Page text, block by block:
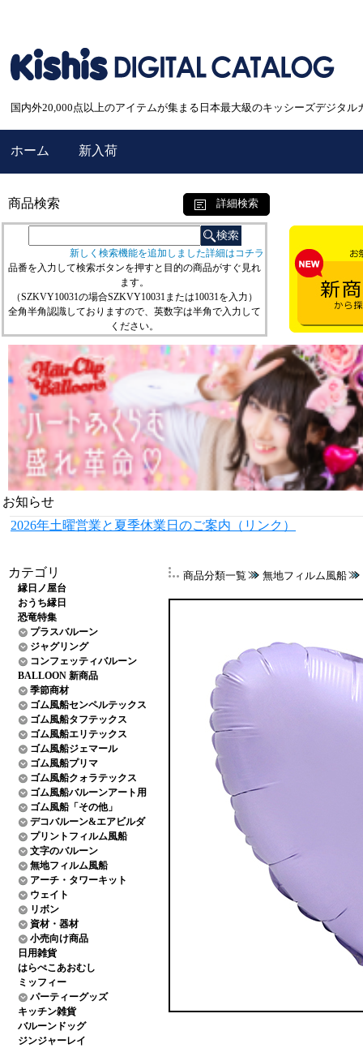
国内外20,000点以上のアイテムが集まる日本最大級のキッシーズデジタル
ホーム 新入荷
商品検索 詳細検索
新しく検索機能を追加しました詳細はコチラ
品番を入力して検索ボタンを押すと目的の商品がすぐ見れ
ます。
（SZKVY10031の場合SZKVY10031または10031を入力）
全角半角認識しておりますので、英数字は半角で入力して
ください。
お知らせ
2026年土曜営業と夏季休業日のご案内（リンク）
カテゴリ
縁日ノ屋台
おうち縁日
恐竜特集
プラスバルーン
ジャグリング
コンフェッティバルーン
BALLOON 新商品
季節商材
ゴム風船センペルテックス
ゴム風船タフテックス
ゴム風船エリテックス
ゴム風船ジェマール
ゴム風船プリマ
ゴム風船クォラテックス
ゴム風船バルーンアート用
ゴム風船「その他」
デコバルーン&エアビルダ
プリントフィルム風船
文字のバルーン
無地フィルム風船
アーチ・タワーキット
ウェイト
リボン
資材・器材
小売向け商品
日用雑貨
はらぺこあおむし
ミッフィー
パーティーグッズ
キッチン雑貨
バルーンドッグ
ジンジャーレイ
商品分類一覧 無地フィルム風船